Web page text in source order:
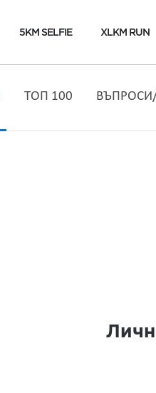
5KM SELFIE XLKM RUN
ТОП 100